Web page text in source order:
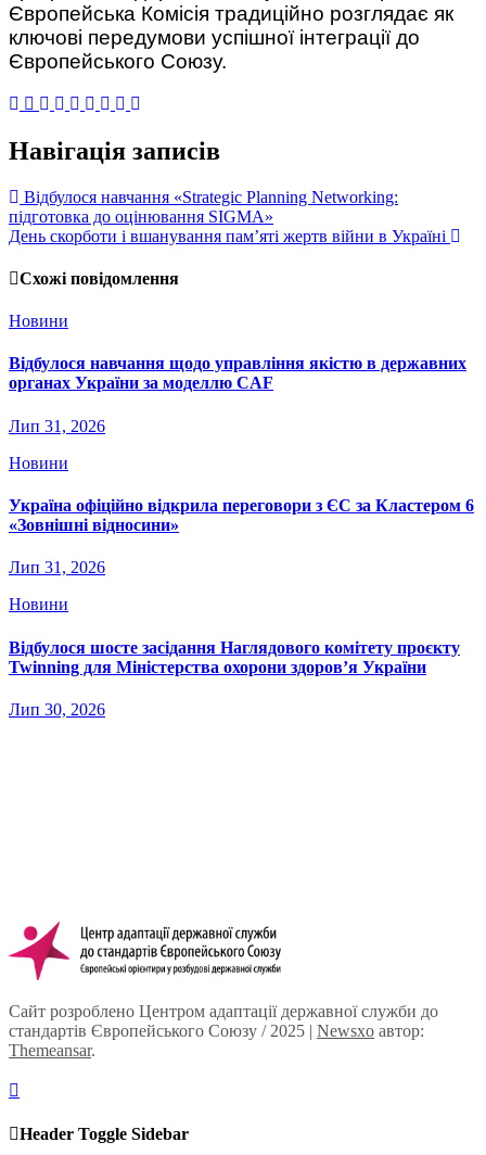
Європейська Комісія традиційно розглядає як
ключові передумови успішної інтеграції до
Європейського Союзу.
Навігація записів
Відбулося навчання «Strategic Planning Networking:
підготовка до оцінювання SIGMA»
День скорботи і вшанування пам’яті жертв війни в Україні
Схожі повідомлення
Новини
Відбулося навчання щодо управління якістю в державних
органах України за моделлю CAF
Лип 31, 2026
Новини
Україна офіційно відкрила переговори з ЄС за Кластером 6
«Зовнішні відносини»
Лип 31, 2026
Новини
Відбулося шосте засідання Наглядового комітету проєкту
Twinning для Міністерства охорони здоров’я України
Лип 30, 2026
Сайт розроблено Центром адаптації державної служби до
стандартів Європейського Союзу / 2025 | Newsxo автор:
Themeansar.
Header Toggle Sidebar